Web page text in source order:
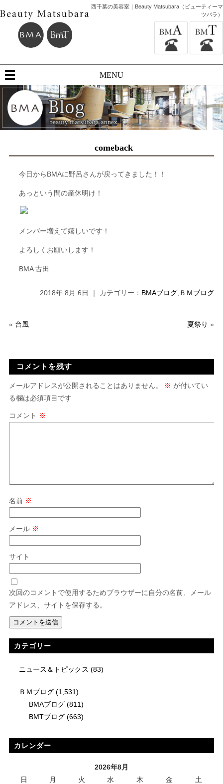
西千葉の美容室｜Beauty Matsubara（ビューティーマ
ツバラ）
MENU
comeback
今日からBMAに野呂さんが戻ってきました！！
あっという間の産休明け！
メンバー増えて嬉しいです！
よろしくお願いします！
BMA 古田
2018年 8月 6日 ｜ カテゴリー： BMAブログ ＢＭブログ
« 台風 夏祭り »
コメントを残す
メールアドレスが公開されることはありません。 ※ が付いてい
る欄は必須項目です
コメント ※
名前 ※
メール ※
サイト
次回のコメントで使用するためブラウザーに自分の名前、メール
アドレス、サイトを保存する。
カテゴリー
ニュース＆トピックス (83)
ＢＭブログ(1,531)
BMAブログ(811)
BMTブログ(663)
カレンダー
2026年8月
日
月 火 水 木 金
土